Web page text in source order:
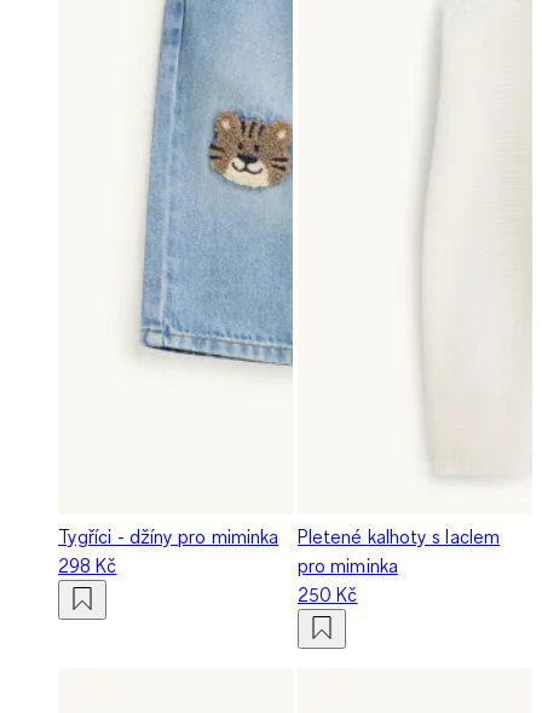
Tygříci - džíny pro miminka
298 Kč
Pletené kalhoty s laclem
pro miminka
250 Kč